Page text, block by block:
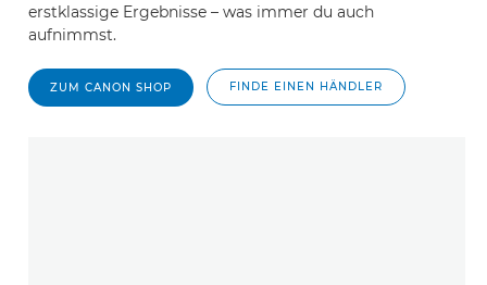
erstklassige Ergebnisse – was immer du auch
aufnimmst.
ZUM CANON SHOP FINDE EINEN HÄNDLER